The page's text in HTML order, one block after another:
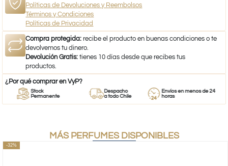
Políticas de Devoluciones y Reembolsos
Términos y Condiciones
Políticas de Privacidad
Compra protegida: recibe el producto en buenas condiciones o te
devolvemos tu dinero.
Devolución Gratis: tienes 10 días desde que recibes tus
productos.
¿Por qué comprar en VyP?
Stock
Permanente
Despacho
a todo Chile
Envíos en menos de 24
horas
MÁS PERFUMES DISPONIBLES
-32%